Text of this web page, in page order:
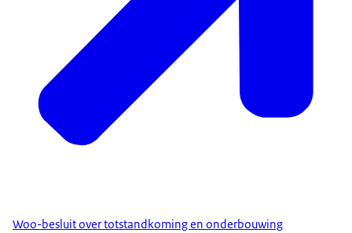
Woo-besluit over totstandkoming en onderbouwing